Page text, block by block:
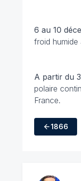
6 au 10
froid humide
A partir du
polaire
France.
1866